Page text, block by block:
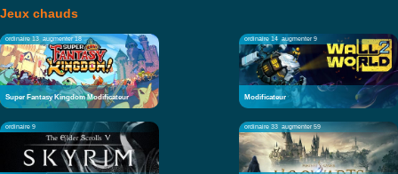
Jeux chauds
ordinaire 13 augmenter 18
Super Fantasy Kingdom Modificateur
ordinaire 14 augmenter 9
Modificateur
ordinaire 9 ordinaire 33 augmenter 59